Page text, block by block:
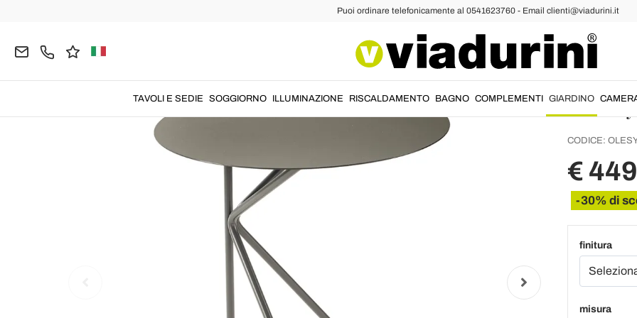
Puoi ordinare telefonicamente al 0541623760 - Email clienti@viadurini.it
TAVOLI E SEDIE SOGGIORNO ILLUMINAZIONE RISCALDAMENTO BAGNO COMPLEMENTI GIARDINO
in
CODICE:
€
-30% di
finitura
misura